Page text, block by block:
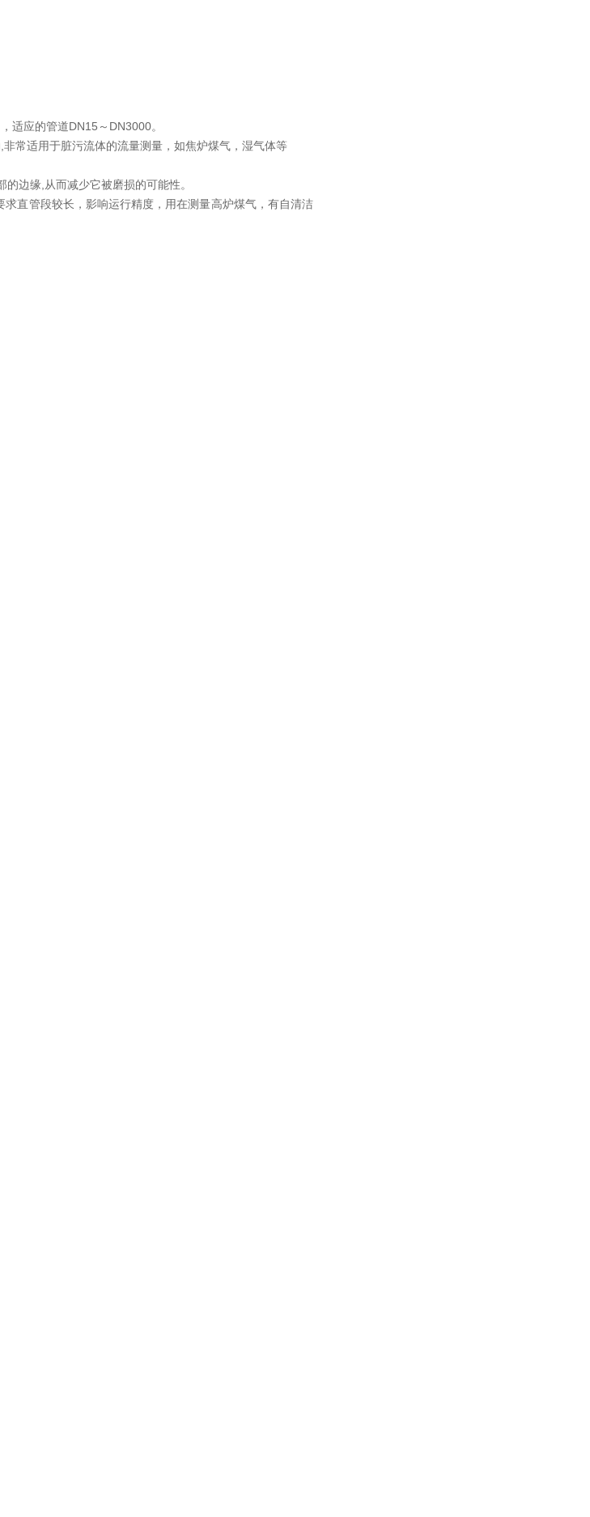
适应的管道DN15～DN3000。
常适用于脏污流体的流量测量，如焦炉煤气，湿气体等
边缘,从而减少它被磨损的可能性。
直管段较长，影响运行精度，用在测量高炉煤气，有自清洁